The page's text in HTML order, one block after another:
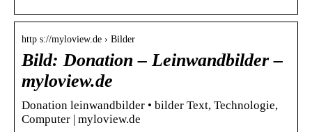
http s://myloview.de › Bilder
Bild: Donation – Leinwandbilder –
myloview.de
Donation leinwandbilder • bilder Text, Technologie,
Computer | myloview.de